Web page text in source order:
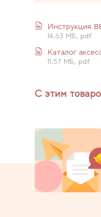
Инструкция
14.63 МБ, pdf
Каталог
11.57 МБ, pdf
С этим